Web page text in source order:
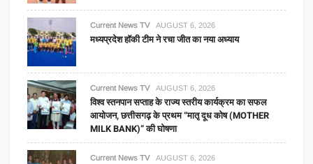
Current News TV AUGUST 6, 2026
मध्यप्रदेश हॉकी टीम ने रचा जीत का नया अध्याय
Current News TV AUGUST 6, 2026
विश्व स्तनपान सप्ताह के राज्य स्तरीय कार्यक्रम का सफल
आयोजन, छत्तीसगढ़ के प्रथम “मातृ दूध कोष (MOTHER
MILK BANK)” की घोषणा
Current News TV AUGUST 6, 2026